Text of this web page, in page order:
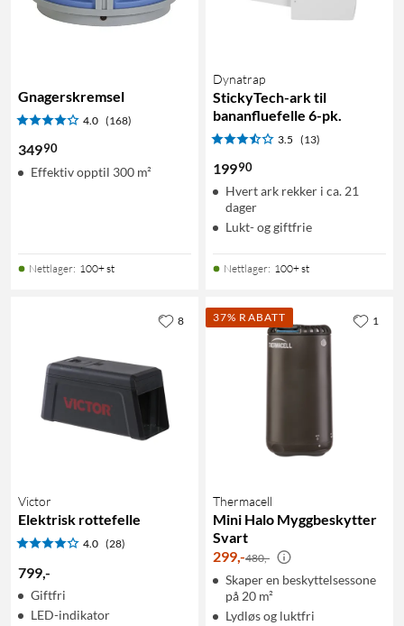
Gnagerskremsel
4.0 (168)
34990
Effektiv opptil 300 m²
Nettlager: 100+ st
Dynatrap
StickyTech-ark til
bananfluefelle 6-pk.
3.5 (13)
19990
Hvert ark rekker i ca. 21
dager
Lukt- og giftfrie
Nettlager: 100+ st
Victor
Elektrisk rottefelle
4.0 (28)
799,-
Giftfri
LED-indikator
8 37% RABATT
Thermacell
Mini Halo Myggbeskytter
Svart
299,-480,-
Skaper en beskyttelsessone
på 20 m²
Lydløs og luktfri
1